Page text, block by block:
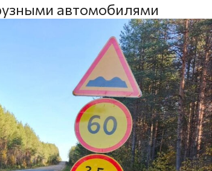
автомобилями